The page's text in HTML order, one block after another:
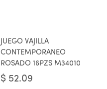
JUEGO VAJILLA
CONTEMPORANEO
ROSADO 16PZS M34010
$ 52.09